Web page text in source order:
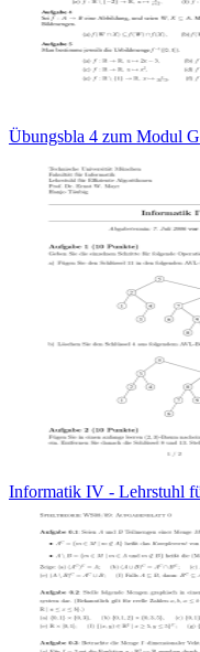
Übungsbla 4 zum Modul G
Informatik IV - Lehrstuhl